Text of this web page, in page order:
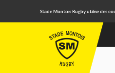
Stade Montois Rugby utilise des